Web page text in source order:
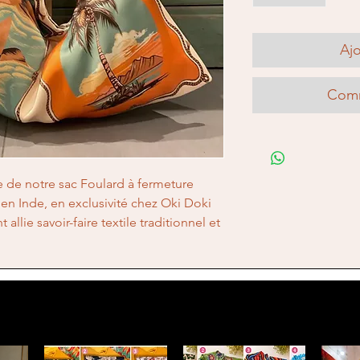
de notre sac Foulard à fermeture
Inde, en exclusivité chez Oki Doki
allie savoir-faire textile traditionnel et
capables de sublimer toutes leurs